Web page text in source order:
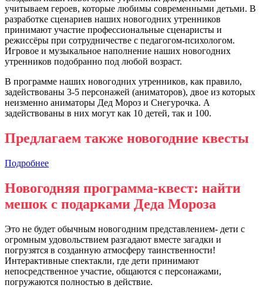
учитываем героев, которые любимы современными детьми. В
разработке сценариев наших новогодних утренников
принимают участие профессиональные сценаристы и
режиссёры при сотрудничестве с педагогом-психологом.
Игровое и музыкальное наполнение наших новогодних
утренников подобранно под любой возраст.
В программе наших новогодних утренников, как правило,
задействованы 3-5 персонажей (аниматоров), двое из которых
неизменно аниматоры Дед Мороз и Снегурочка. А
задействованы в них могут как 10 детей, так и 100.
Предлагаем также новогодние квесты
Подробнее
Новогодняя программа-квест: найти
мешок с подарками Деда Мороза
Это не будет обычным новогодним представлением- дети с
огромным удовольствием разгадают вместе загадки и
погрузятся в созданную атмосферу таинственности!
Интерактивные спектакли, где дети принимают
непосредственное участие, общаются с персонажами,
погружаются полностью в действие.